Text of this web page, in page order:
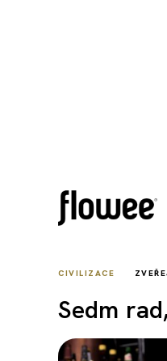
CIVILIZACE
Sedm